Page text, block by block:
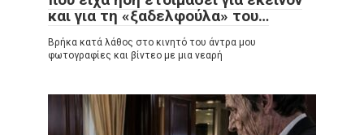
και για τη «ξαδελφούλα» του…
Βρήκα κατά λάθος στο κινητό του άντρα μου
φωτογραφίες και βίντεο με μια νεαρή